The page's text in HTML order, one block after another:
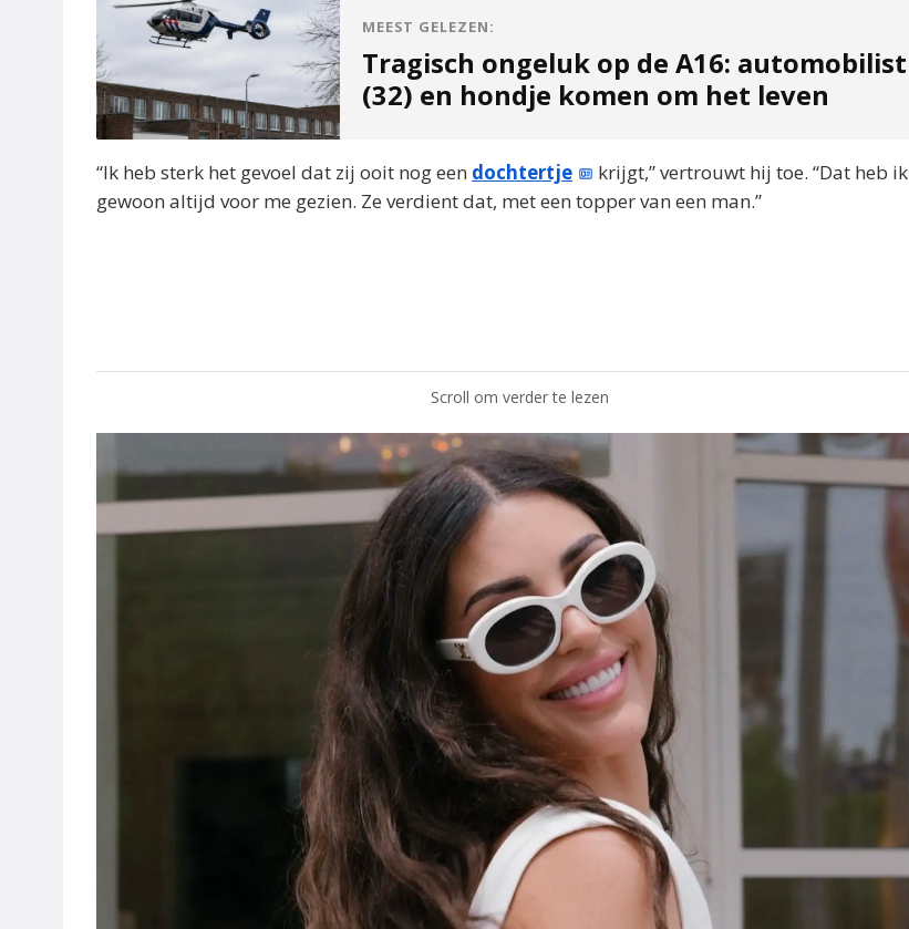
MEEST GELEZEN:
Tragisch ongeluk op de A16: automobilist
(32) en hondje komen om het leven
“Ik heb sterk het gevoel dat zij ooit nog een dochtertje
krijgt,” vertrouwt hij toe. “Dat heb ik
gewoon altijd voor me gezien. Ze verdient dat, met een topper van een man.”
Scroll om verder te lezen